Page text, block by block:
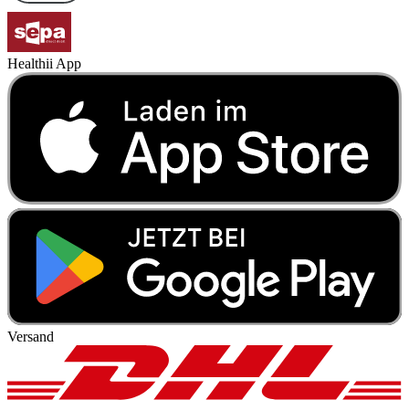
Healthii App
Versand